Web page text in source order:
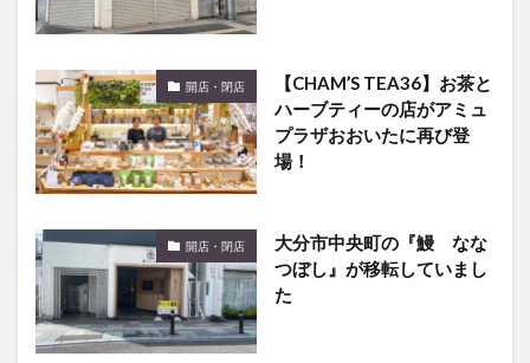
開店・閉店
【CHAM’S TEA36】お茶と
ハーブティーの店がアミュ
プラザおおいたに再び登
場！
開店・閉店
大分市中央町の『鰻 なな
つぼし』が移転していまし
た